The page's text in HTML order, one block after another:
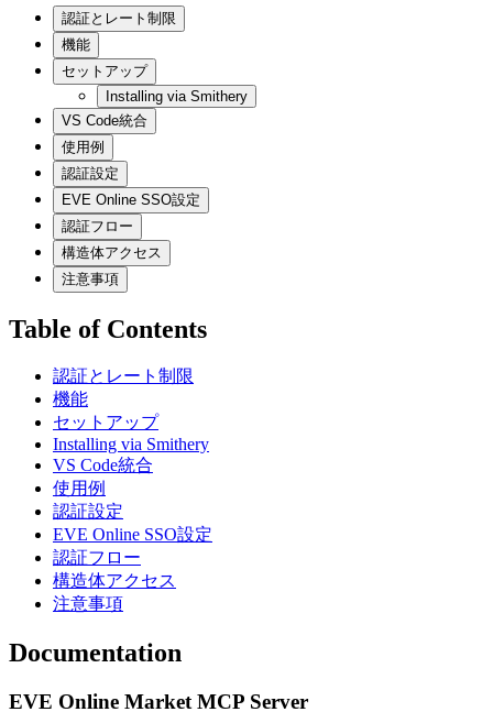
認証とレート制限
機能
セットアップ
Installing via Smithery
VS Code統合
使用例
認証設定
EVE Online SSO設定
認証フロー
構造体アクセス
注意事項
Table of Contents
認証とレート制限
機能
セットアップ
Installing via Smithery
VS Code統合
使用例
認証設定
EVE Online SSO設定
認証フロー
構造体アクセス
注意事項
Documentation
EVE Online Market MCP Server